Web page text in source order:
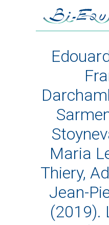
Maria
Thiery,
Jean-
(2019).